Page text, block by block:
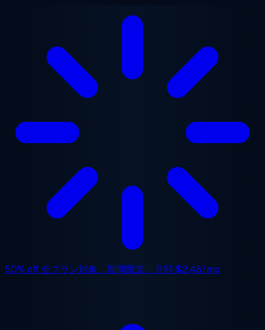
50% off全プラン対象、期間限定。月額$2.48/mo